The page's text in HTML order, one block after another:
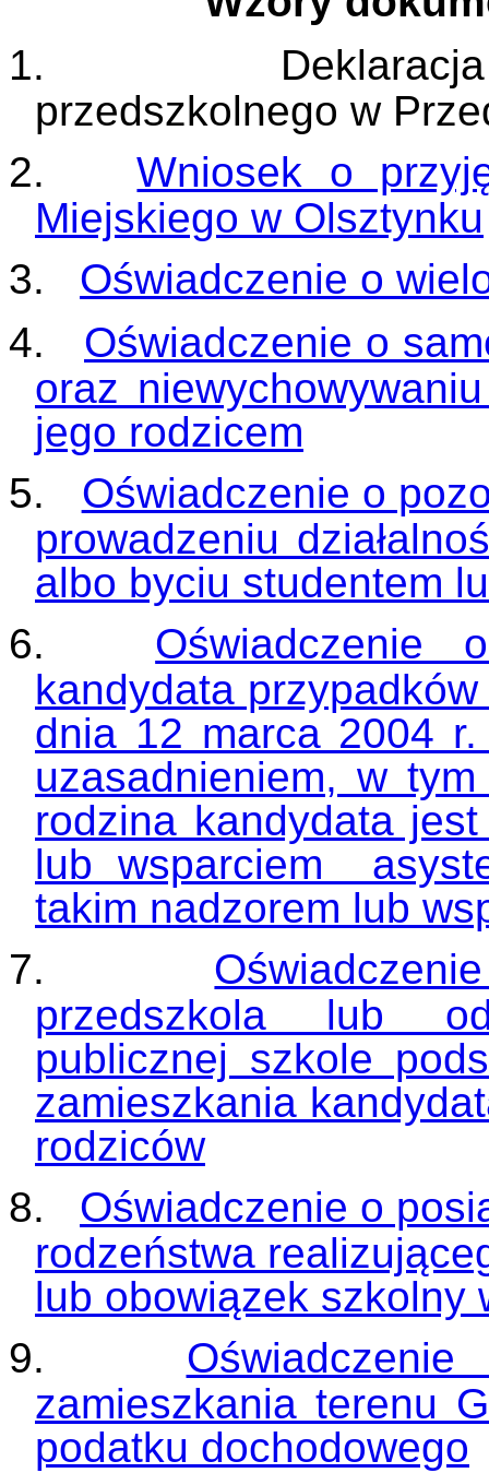
1.
przedszkolnego w
2.
Wniosek o
Miejskiego w Olsztynku
3.
Oświadczenie o
4.
Oświadczenie o
oraz
jego rodzicem
5.
Oświadczenie o
prowadzeniu
albo byciu studentem
6.
Oświadczenie
kandydata
dnia 12 marca 2004
uzasadnieniem, w
rodzina kandydata
lub wsparciem
takim nadzorem lub
7.
przedszkola lub
publicznej szkole
zamieszkania
rodziców
8.
Oświadczenie o
rodzeństwa
lub obowiązek szkolny
9.
zamieszkania terenu
podatku dochodowego